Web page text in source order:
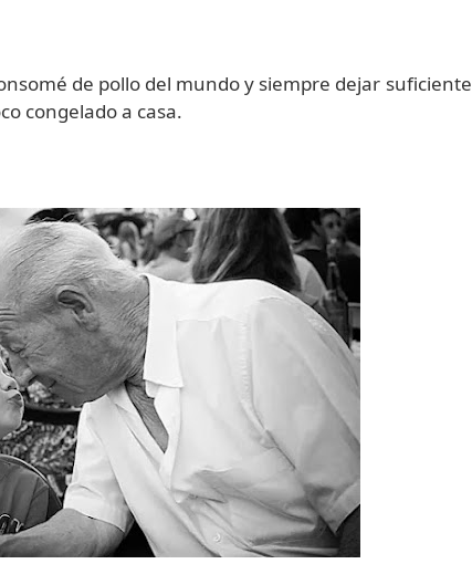
de pollo del mundo y siempre dejar suficiente
congelado a casa.